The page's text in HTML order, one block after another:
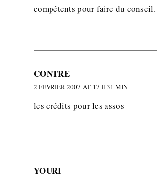
compétents pour faire du conseil.
CONTRE
2 FÉVRIER 2007 AT 17 H 31 MIN
les crédits pour les assos
YOURI